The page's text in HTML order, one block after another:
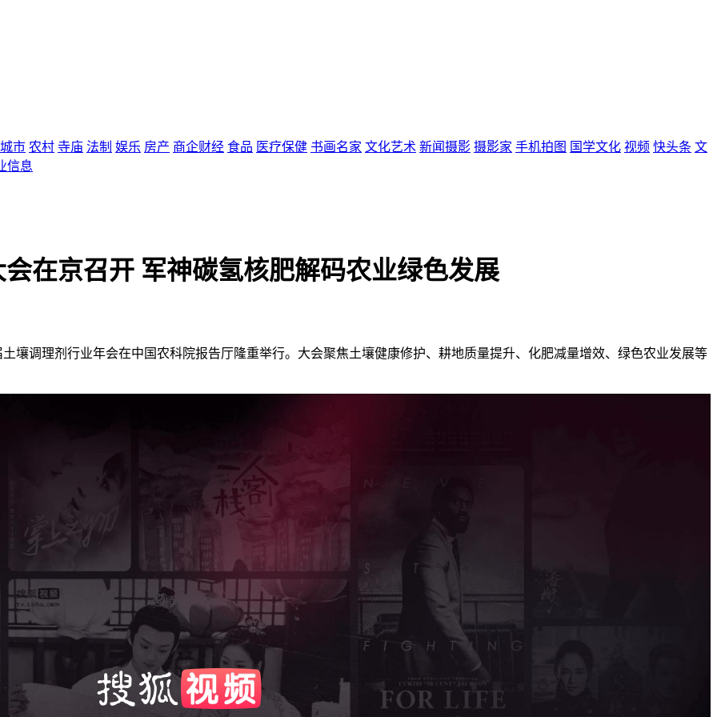
城市 农村 寺庙 法制 娱乐 房产 商企财经 食品 医疗保健 书画名家 文化艺术 新闻摄影 摄影家 手机拍图 国学文化 视频 快头条 文
信息
在京召开 军神碳氢核肥解码农业绿色发展
壤调理剂行业年会在中国农科院报告厅隆重举行。大会聚焦土壤健康修护、耕地质量提升、化肥减量增效、绿色农业发展等